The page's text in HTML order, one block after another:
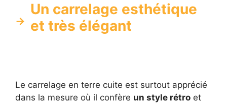
Un carrelage esthétique
et très élégant
Le carrelage en terre cuite est surtout apprécié
dans la mesure où il confère un style rétro et